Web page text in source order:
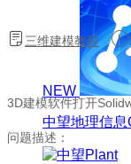
NEW
中望地理信息
三维建模教程
3D建模软件打开
问题描述：